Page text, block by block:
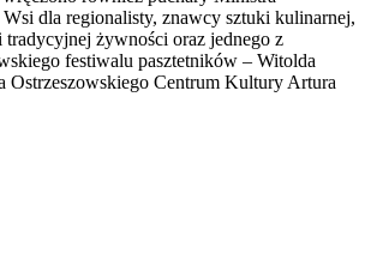
dla regionalisty, znawcy sztuki kulinarnej,
tradycyjnej żywności oraz jednego z
festiwalu pasztetników – Witolda
Ostrzeszowskiego Centrum Kultury Artura